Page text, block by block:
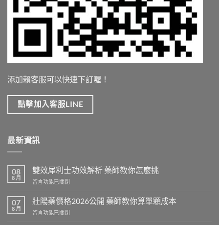
添加賴客服可以快速下訂喔！
點擊加入客服LINE
最新資訊
08
8 月
雙效犀利士功效解析 藥師教你怎麼挑
在
效
犀
利
留言功能已關閉
07
8 月
壯陽藥價格2026公開 藥師教你算單顆成本
在
留言功能已關閉